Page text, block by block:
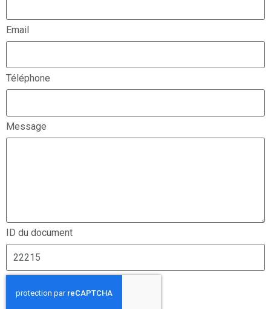
Email
Téléphone
Message
ID du document